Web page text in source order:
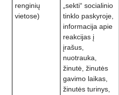
renginių
vietose)
„sekti“ socialinio
tinklo paskyroje,
informacija apie
reakcijas į
įrašus,
nuotrauka,
žinutė, žinutės
gavimo laikas,
žinutės turinys,